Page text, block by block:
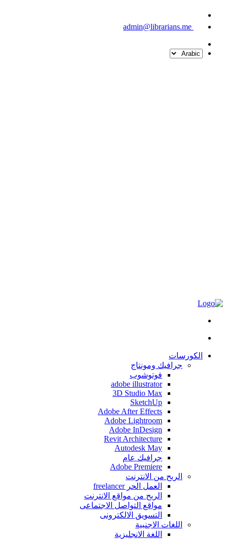
الكورسات
جرافيك ومونتاج
فوتوشوب
adobe illustrator
3D Studio Max
SketchUp
Adobe After Effects
Adobe Lightroom
Adobe InDesign
Revit Architecture
Autodesk May
جرافيك عام
Adobe Premiere
الربح من اﻻنترنت
العمل الحر freelancer
الربح من مواقع الانترنت
مواقع التواصل اﻻجتماعى
التسويق اﻻلكترونى
اللغات اﻻجنبية
اللغة اﻻنجليزية